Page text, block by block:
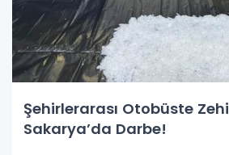
Şehirlerarası Otobüste
Sakarya’da Darbe!